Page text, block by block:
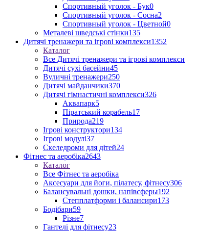
Спортивный уголок - Бук0
Спортивный уголок - Сосна2
Спортивный уголок - Цветной0
Металеві шведські стінки135
Дитячі тренажери та ігрові комплекси1352
Каталог
Все Дитячі тренажери та ігрові комплекси
Дитячі сухі басейни45
Вуличні тренажери250
Дитячі майданчики370
Дитячі гімнастичні комплекси326
Аквапарк5
Піратський корабель17
Природа219
Ігрові конструктори134
Ігрові модулі37
Скеледроми для дітей24
Фітнес та аеробіка2643
Каталог
Все Фітнес та аеробіка
Аксесуари для йоги, пілатесу, фітнесу306
Балансувальні дошки, напівсферы192
Степплатформи і балансири173
Бодібари59
Різне7
Гантелі для фітнесу23